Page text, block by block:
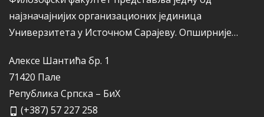
најзначајнијих организационих јединица
Универзитета у Источном Сарајеву. Опширније…
Алексе Шантића бр. 1
71420 Пале
Република Српска – БиХ
(+387) 57 227 258